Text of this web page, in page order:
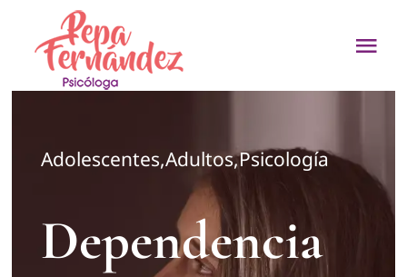
contenido
¿En qué puedo
Mi equipo
Adolescentes,Adultos,Psicología
Dependencia